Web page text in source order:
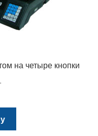
на четыре кнопки